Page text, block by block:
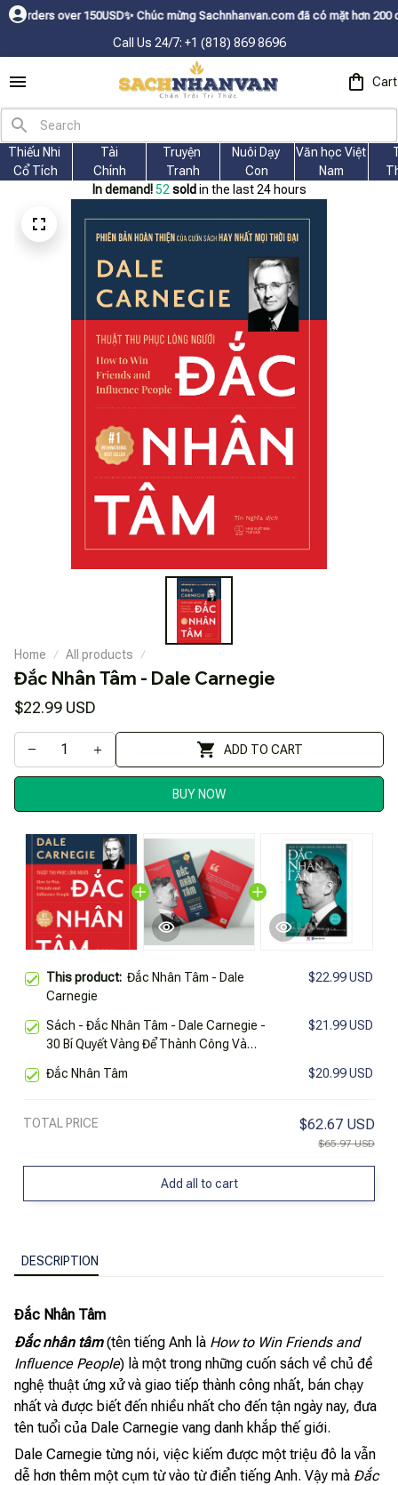
150USDㅤ✨Chúc mừng Sachnhanvan.com đã có mặt hơn 200 quốc gia
Call Us 24/7: +1 (818) 869 8696
Cart
Thiếu Nhi
Cổ Tích
Tài
Chính
Truyện
Tranh
Nuôi Dạy
Con
Văn học Việt
Nam
In demand! 54 sold in the last 24 hours
Home All products
Đắc Nhân Tâm - Dale Carnegie
$22.99 USD
ADD TO CART
BUY NOW
This product: Đắc Nhân Tâm - Dale
Carnegie
$22.99 USD
Sách - Đắc Nhân Tâm - Dale Carnegie -
30 Bí Quyết Vàng Để Thành Công Và
Thu Phục Lòng Người - Mq99
$21.99 USD
Đắc Nhân Tâm $20.99 USD
TOTAL PRICE $62.67 USD
$65.97 USD
Add all to cart
DESCRIPTION
Đắc Nhân Tâm
Đắc nhân tâm(tên tiếng Anh là How to Win Friends and
Influence People) là một trong những cuốn sách về chủ đề
nghệ thuật ứng xử và giao tiếp thành công nhất, bán chạy
nhất và được biết đến nhiều nhất cho đến tận ngày nay, đưa
tên tuổi của Dale Carnegie vang danh khắp thế giới.
Dale Carnegie từng nói, việc kiếm được một triệu đô la vẫn
dễ hơn thêm một cụm từ vào từ điển tiếng Anh. Vậy mà Đắc